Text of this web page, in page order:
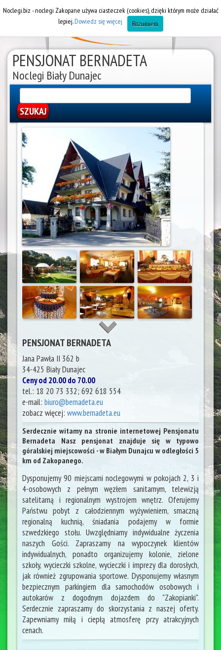
PENSJONAT BERNADETA
Noclegi Biały Dunajec
PENSJONAT BERNADETA
Jana Pawła II 362 b
34-425 Biały Dunajec
Ceny od 20.00 do 70.00
tel.: 18 20 73 332; 692 618 554
e-mail: biuro@bernadeta.eu
zobacz więcej: www.bernadeta.eu
Serdecznie witamy na stronie internetowej Pensjonatu
Bernadeta Nasz pensjonat znajduje się w typowo
góralskiej miejscowości - w Białym Dunajcu w odległości 5
km od Zakopanego.
Dysponujemy 90 miejscami noclegowymi w pokojach 2, 3 i
4-osobowych z pełnym węzłem sanitarnym, telewizją
satelitarną i regionalnym wystrojem wnętrz. Oferujemy
Państwu pobyt z całodziennym wyżywieniem, smaczną
regionalną kuchnią, śniadania podajemy w formie
szwedzkiego stołu. Uwzględniamy indywidualne życzenia
naszych Gości. Zapraszamy na wypoczynek klientów
indywidualnych, ponadto organizujemy kolonie, zielone
szkoły, wycieczki szkolne, wycieczki i imprezy dla dorosłych,
jak również zgrupowania sportowe. Dysponujemy własnym
bezpiecznym parkingiem dla samochodów osobowych i
autokarów z dogodnym dojazdem do "Zakopianki".
Serdecznie zapraszamy do skorzystania z naszej oferty.
Zapewniamy miłą i ciepłą atmosferę przy atrakcyjnych
cenach.
Noclegi.biz - noclegi Zakopane używa ciasteczek (cookies), dzięki którym może działać
lepiej.Dowiedz się więcej Rozumiem